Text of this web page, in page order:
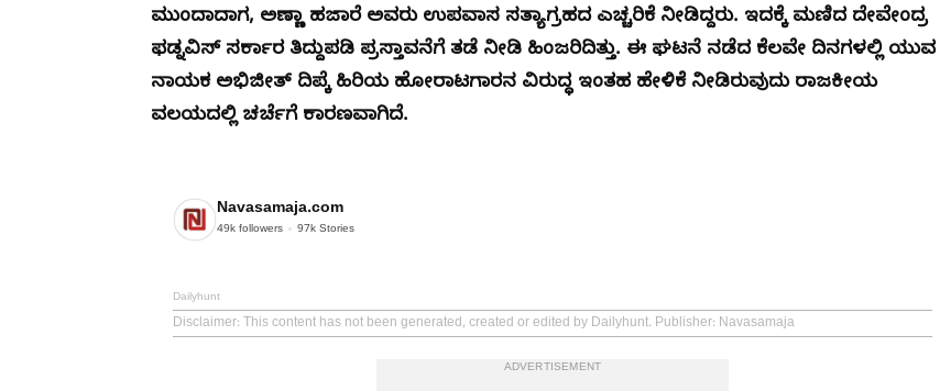
ಮುಂದಾದಾಗ, ಅಣ್ಣಾ ಹಜಾರೆ ಅವರು ಉಪವಾಸ ಸತ್ಯಾಗ್ರಹದ ಎಚ್ಚರಿಕೆ ನೀಡಿದ್ದರು. ಇದಕ್ಕೆ ಮಣಿದ ದೇವೇಂದ್ರ
ಫಡ್ನವಿಸ್ ಸರ್ಕಾರ ತಿದ್ದುಪಡಿ ಪ್ರಸ್ತಾವನೆಗೆ ತಡೆ ನೀಡಿ ಹಿಂಜರಿದಿತ್ತು. ಈ ಘಟನೆ ನಡೆದ ಕೆಲವೇ ದಿನಗಳಲ್ಲಿ ಯುವ
ನಾಯಕ ಅಭಿಜೀತ್ ದಿಪ್ಕೆ ಹಿರಿಯ ಹೋರಾಟಗಾರನ ವಿರುದ್ಧ ಇಂತಹ ಹೇಳಿಕೆ ನೀಡಿರುವುದು ರಾಜಕೀಯ
ವಲಯದಲ್ಲಿ ಚರ್ಚೆಗೆ ಕಾರಣವಾಗಿದೆ.
Navasamaja.com
49k followers 97k Stories
Dailyhunt
Disclaimer: This content has not been generated, created or edited by Dailyhunt. Publisher: Navasamaja
ADVERTISEMENT